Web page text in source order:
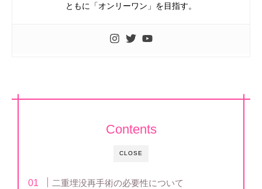
ともに「オンリーワン」を目指す。
CLOSE
Contents
二重埋没再手術の必要性について